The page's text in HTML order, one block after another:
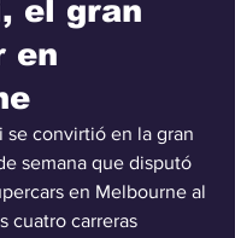
el gran
en
se convirtió en la gran
semana que disputó
en Melbourne al
cuatro carreras